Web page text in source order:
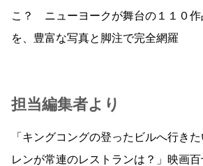
こ？ ニューヨークが舞台の１１０作
を、豊富な写真と脚注で完全網羅
担当編集者より
「キングコングの登ったビルへ行き
レンが常連のレストランは？」映画